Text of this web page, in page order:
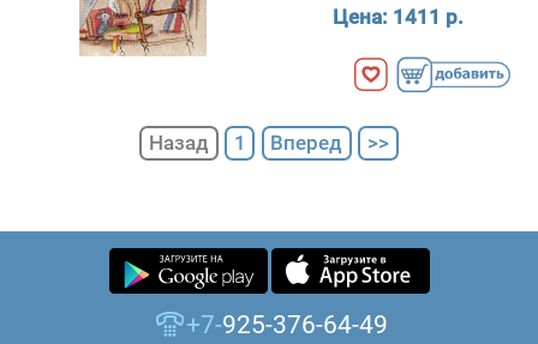
Цена: 1411 р.
Назад 1 Вперед >>
+7-925-376-64-49